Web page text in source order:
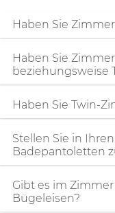
Haben Sie
Haben Sie
beziehungsweise
Haben Sie Twin-
Stellen Sie in
Badepantoletten
Gibt es im
Bügeleisen?